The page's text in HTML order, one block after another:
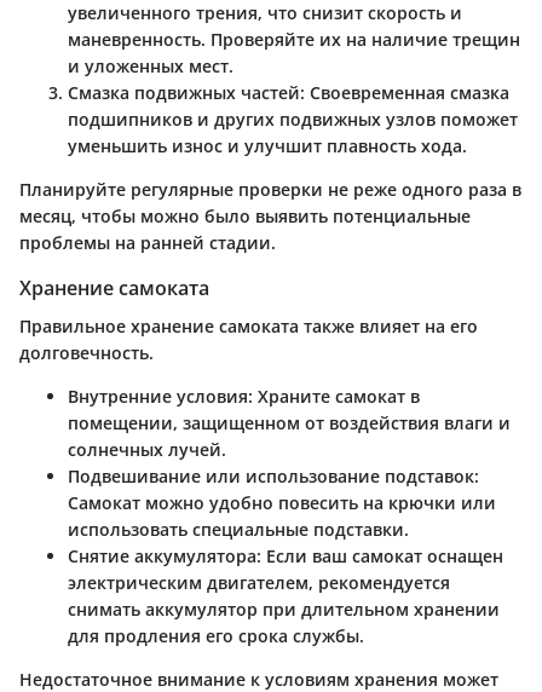
увеличенного трения, что снизит скорость и
маневренность. Проверяйте их на наличие трещин
и уложенных мест.
Смазка подвижных частей: Своевременная смазка
подшипников и других подвижных узлов поможет
уменьшить износ и улучшит плавность хода.
Планируйте регулярные проверки не реже одного раза в
месяц, чтобы можно было выявить потенциальные
проблемы на ранней стадии.
Хранение самоката
Правильное хранение самоката также влияет на его
долговечность.
Внутренние условия: Храните самокат в
помещении, защищенном от воздействия влаги и
солнечных лучей.
Подвешивание или использование подставок:
Самокат можно удобно повесить на крючки или
использовать специальные подставки.
Снятие аккумулятора: Если ваш самокат оснащен
электрическим двигателем, рекомендуется
снимать аккумулятор при длительном хранении
для продления его срока службы.
Недостаточное внимание к условиям хранения может